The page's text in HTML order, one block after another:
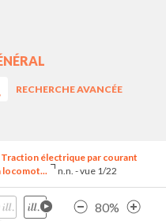
RECHERCHE AVANCÉE
électrique par courant
locomot...
n.n. - vue 1/22
80%